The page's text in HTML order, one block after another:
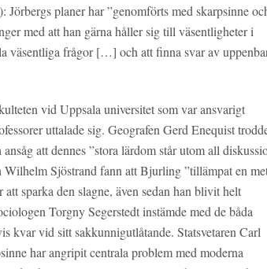
planer har ”genomförts med skarpsinne
med att han gärna håller sig till väsentligheter i
väsentliga frågor […] och att finna svar av
vid Uppsala universitet som var ansvarigt
uttalade sig. Geografen Gerd Enequist
att dennes ”stora lärdom står utom all
Sjöstrand fann att Bjurling ”tillämpat en
sparka den slagne, även sedan han blivit helt
Torgny Segerstedt instämde med de båda
kvar vid sitt sakkunnigutlåtande. Statsvetaren Carl
har angripit centrala problem med moderna